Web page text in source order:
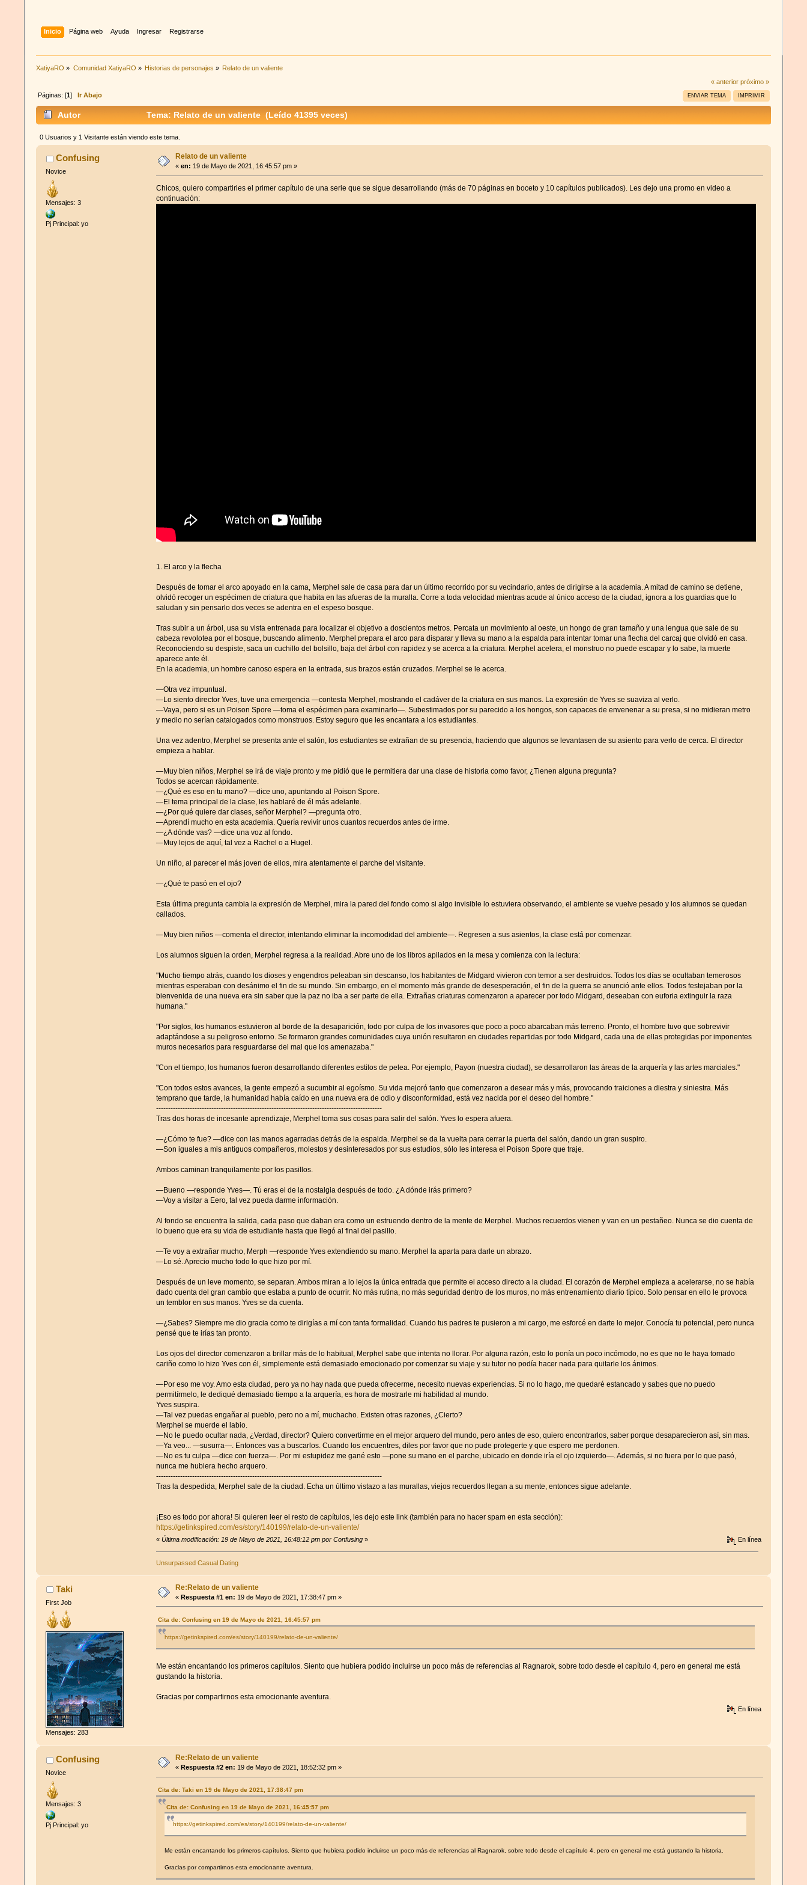
Inicio Página web Ayuda Ingresar Registrarse
XatiyaRO » Comunidad XatiyaRO » Historias de personajes » Relato de un valiente
« anterior próximo »
ENVIAR TEMA IMPRIMIR
Páginas: [1] Ir Abajo
Autor Tema: Relato de un valiente (Leído 41395 veces)
0 Usuarios y 1 Visitante están viendo este tema.
Confusing
Novice
Mensajes: 3
Pj Principal: yo
Relato de un valiente
«en: 19 de Mayo de 2021, 16:45:57 pm »
Chicos, quiero compartirles el primer capítulo de una serie que se sigue desarrollando (más de 70 páginas en boceto y 10 capítulos publicados). Les dejo una promo en video a
continuación:
1. El arco y la flecha
Después de tomar el arco apoyado en la cama, Merphel sale de casa para dar un último recorrido por su vecindario, antes de dirigirse a la academia. A mitad de camino se detiene,
olvidó recoger un espécimen de criatura que habita en las afueras de la muralla. Corre a toda velocidad mientras acude al único acceso de la ciudad, ignora a los guardias que lo
saludan y sin pensarlo dos veces se adentra en el espeso bosque.
Tras subir a un árbol, usa su vista entrenada para localizar el objetivo a doscientos metros. Percata un movimiento al oeste, un hongo de gran tamaño y una lengua que sale de su
cabeza revolotea por el bosque, buscando alimento. Merphel prepara el arco para disparar y lleva su mano a la espalda para intentar tomar una flecha del carcaj que olvidó en casa.
Reconociendo su despiste, saca un cuchillo del bolsillo, baja del árbol con rapidez y se acerca a la criatura. Merphel acelera, el monstruo no puede escapar y lo sabe, la muerte
aparece ante él.
En la academia, un hombre canoso espera en la entrada, sus brazos están cruzados. Merphel se le acerca.
—Otra vez impuntual.
—Lo siento director Yves, tuve una emergencia —contesta Merphel, mostrando el cadáver de la criatura en sus manos. La expresión de Yves se suaviza al verlo.
—Vaya, pero si es un Poison Spore —toma el espécimen para examinarlo—. Subestimados por su parecido a los hongos, son capaces de envenenar a su presa, si no midieran metro
y medio no serían catalogados como monstruos. Estoy seguro que les encantara a los estudiantes.
Una vez adentro, Merphel se presenta ante el salón, los estudiantes se extrañan de su presencia, haciendo que algunos se levantasen de su asiento para verlo de cerca. El director
empieza a hablar.
—Muy bien niños, Merphel se irá de viaje pronto y me pidió que le permitiera dar una clase de historia como favor, ¿Tienen alguna pregunta?
Todos se acercan rápidamente.
—¿Qué es eso en tu mano? —dice uno, apuntando al Poison Spore.
—El tema principal de la clase, les hablaré de él más adelante.
—¿Por qué quiere dar clases, señor Merphel? —pregunta otro.
—Aprendí mucho en esta academia. Quería revivir unos cuantos recuerdos antes de irme.
—¿A dónde vas? —dice una voz al fondo.
—Muy lejos de aquí, tal vez a Rachel o a Hugel.
Un niño, al parecer el más joven de ellos, mira atentamente el parche del visitante.
—¿Qué te pasó en el ojo?
Esta última pregunta cambia la expresión de Merphel, mira la pared del fondo como si algo invisible lo estuviera observando, el ambiente se vuelve pesado y los alumnos se quedan
callados.
—Muy bien niños —comenta el director, intentando eliminar la incomodidad del ambiente—. Regresen a sus asientos, la clase está por comenzar.
Los alumnos siguen la orden, Merphel regresa a la realidad. Abre uno de los libros apilados en la mesa y comienza con la lectura:
"Mucho tiempo atrás, cuando los dioses y engendros peleaban sin descanso, los habitantes de Midgard vivieron con temor a ser destruidos. Todos los días se ocultaban temerosos
mientras esperaban con desánimo el fin de su mundo. Sin embargo, en el momento más grande de desesperación, el fin de la guerra se anunció ante ellos. Todos festejaban por la
bienvenida de una nueva era sin saber que la paz no iba a ser parte de ella. Extrañas criaturas comenzaron a aparecer por todo Midgard, deseaban con euforia extinguir la raza
humana."
"Por siglos, los humanos estuvieron al borde de la desaparición, todo por culpa de los invasores que poco a poco abarcaban más terreno. Pronto, el hombre tuvo que sobrevivir
adaptándose a su peligroso entorno. Se formaron grandes comunidades cuya unión resultaron en ciudades repartidas por todo Midgard, cada una de ellas protegidas por imponentes
muros necesarios para resguardarse del mal que los amenazaba."
"Con el tiempo, los humanos fueron desarrollando diferentes estilos de pelea. Por ejemplo, Payon (nuestra ciudad), se desarrollaron las áreas de la arquería y las artes marciales."
"Con todos estos avances, la gente empezó a sucumbir al egoísmo. Su vida mejoró tanto que comenzaron a desear más y más, provocando traiciones a diestra y siniestra. Más
temprano que tarde, la humanidad había caído en una nueva era de odio y disconformidad, está vez nacida por el deseo del hombre."
----------------------------------------------------------------------------------------------
Tras dos horas de incesante aprendizaje, Merphel toma sus cosas para salir del salón. Yves lo espera afuera.
—¿Cómo te fue? —dice con las manos agarradas detrás de la espalda. Merphel se da la vuelta para cerrar la puerta del salón, dando un gran suspiro.
—Son iguales a mis antiguos compañeros, molestos y desinteresados por sus estudios, sólo les interesa el Poison Spore que traje.
Ambos caminan tranquilamente por los pasillos.
—Bueno —responde Yves—. Tú eras el de la nostalgia después de todo. ¿A dónde irás primero?
—Voy a visitar a Eero, tal vez pueda darme información.
Al fondo se encuentra la salida, cada paso que daban era como un estruendo dentro de la mente de Merphel. Muchos recuerdos vienen y van en un pestañeo. Nunca se dio cuenta de
lo bueno que era su vida de estudiante hasta que llegó al final del pasillo.
—Te voy a extrañar mucho, Merph —responde Yves extendiendo su mano. Merphel la aparta para darle un abrazo.
—Lo sé. Aprecio mucho todo lo que hizo por mí.
Después de un leve momento, se separan. Ambos miran a lo lejos la única entrada que permite el acceso directo a la ciudad. El corazón de Merphel empieza a acelerarse, no se había
dado cuenta del gran cambio que estaba a punto de ocurrir. No más rutina, no más seguridad dentro de los muros, no más entrenamiento diario típico. Solo pensar en ello le provoca
un temblor en sus manos. Yves se da cuenta.
—¿Sabes? Siempre me dio gracia como te dirigías a mí con tanta formalidad. Cuando tus padres te pusieron a mi cargo, me esforcé en darte lo mejor. Conocía tu potencial, pero nunca
pensé que te irías tan pronto.
Los ojos del director comenzaron a brillar más de lo habitual, Merphel sabe que intenta no llorar. Por alguna razón, esto lo ponía un poco incómodo, no es que no le haya tomado
cariño como lo hizo Yves con él, simplemente está demasiado emocionado por comenzar su viaje y su tutor no podía hacer nada para quitarle los ánimos.
—Por eso me voy. Amo esta ciudad, pero ya no hay nada que pueda ofrecerme, necesito nuevas experiencias. Si no lo hago, me quedaré estancado y sabes que no puedo
permitírmelo, le dediqué demasiado tiempo a la arquería, es hora de mostrarle mi habilidad al mundo.
Yves suspira.
—Tal vez puedas engañar al pueblo, pero no a mí, muchacho. Existen otras razones, ¿Cierto?
Merphel se muerde el labio.
—No le puedo ocultar nada, ¿Verdad, director? Quiero convertirme en el mejor arquero del mundo, pero antes de eso, quiero encontrarlos, saber porque desaparecieron así, sin mas.
—Ya veo... —susurra—. Entonces vas a buscarlos. Cuando los encuentres, diles por favor que no pude protegerte y que espero me perdonen.
—No es tu culpa —dice con fuerza—. Por mi estupidez me gané esto —pone su mano en el parche, ubicado en donde iría el ojo izquierdo—. Además, si no fuera por lo que pasó,
nunca me hubiera hecho arquero.
----------------------------------------------------------------------------------------------
Tras la despedida, Merphel sale de la ciudad. Echa un último vistazo a las murallas, viejos recuerdos llegan a su mente, entonces sigue adelante.
¡Eso es todo por ahora! Si quieren leer el resto de capítulos, les dejo este link (también para no hacer spam en esta sección):
https://getinkspired.com/es/story/140199/relato-de-un-valiente/
« Última modificación: 19 de Mayo de 2021, 16:48:12 pm por Confusing» En línea
Unsurpassed Сasual Dating
Taki
First Job
Mensajes: 283
Re:Relato de un valiente
«Respuesta #1 en: 19 de Mayo de 2021, 17:38:47 pm »
Cita de: Confusing en 19 de Mayo de 2021, 16:45:57 pm
https://getinkspired.com/es/story/140199/relato-de-un-valiente/
Me están encantando los primeros capítulos. Siento que hubiera podido incluirse un poco más de referencias al Ragnarok, sobre todo desde el capítulo 4, pero en general me está
gustando la historia.
Gracias por compartirnos esta emocionante aventura.
En línea
Confusing
Novice
Mensajes: 3
Pj Principal: yo
Re:Relato de un valiente
« Respuesta #2 en: 19 de Mayo de 2021, 18:52:32 pm »
Cita de: Taki en 19 de Mayo de 2021, 17:38:47 pm
Cita de: Confusing en 19 de Mayo de 2021, 16:45:57 pm
https://getinkspired.com/es/story/140199/relato-de-un-valiente/
Me están encantando los primeros capítulos. Siento que hubiera podido incluirse un poco más de referencias al Ragnarok, sobre todo desde el capítulo 4, pero en general me está gustando la historia.
Gracias por compartirnos esta emocionante aventura.